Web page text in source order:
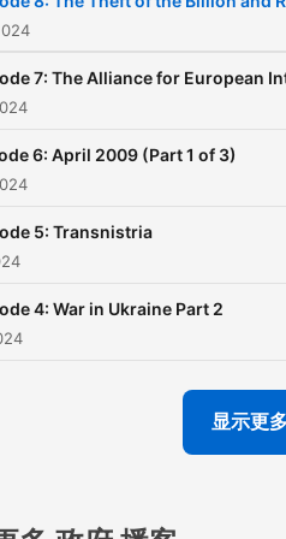
to
7: The Alliance for European
6: April 2009 (Part 1 of 3)
5: Transnistria
4: War in Ukraine Part 2
显示更